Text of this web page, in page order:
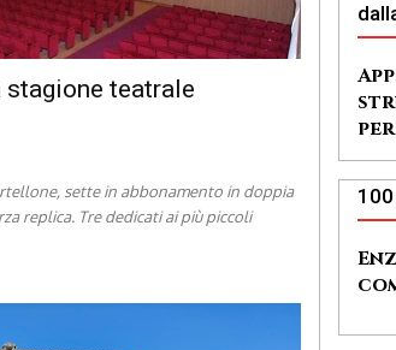
stagione teatrale
sette in abbonamento in doppia
replica. Tre dedicati ai più piccoli